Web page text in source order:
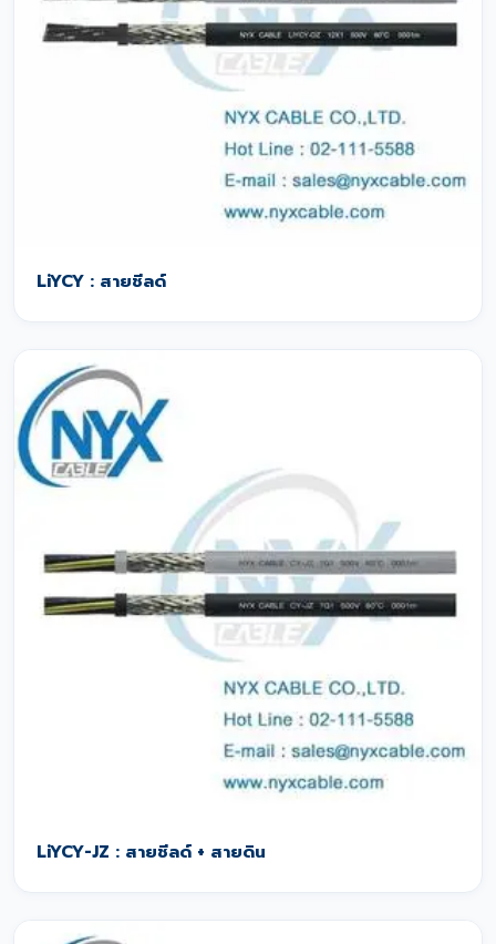
LiYCY : สายชีลด์
LiYCY-JZ : สายชีลด์ + สายดิน